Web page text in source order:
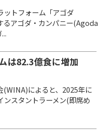
ットフォーム「アゴダ
アゴダ・カンパニー(Agoda
は82.3億食に増加
(WINA)によると、2025年に
ンスタントラーメン(即席め